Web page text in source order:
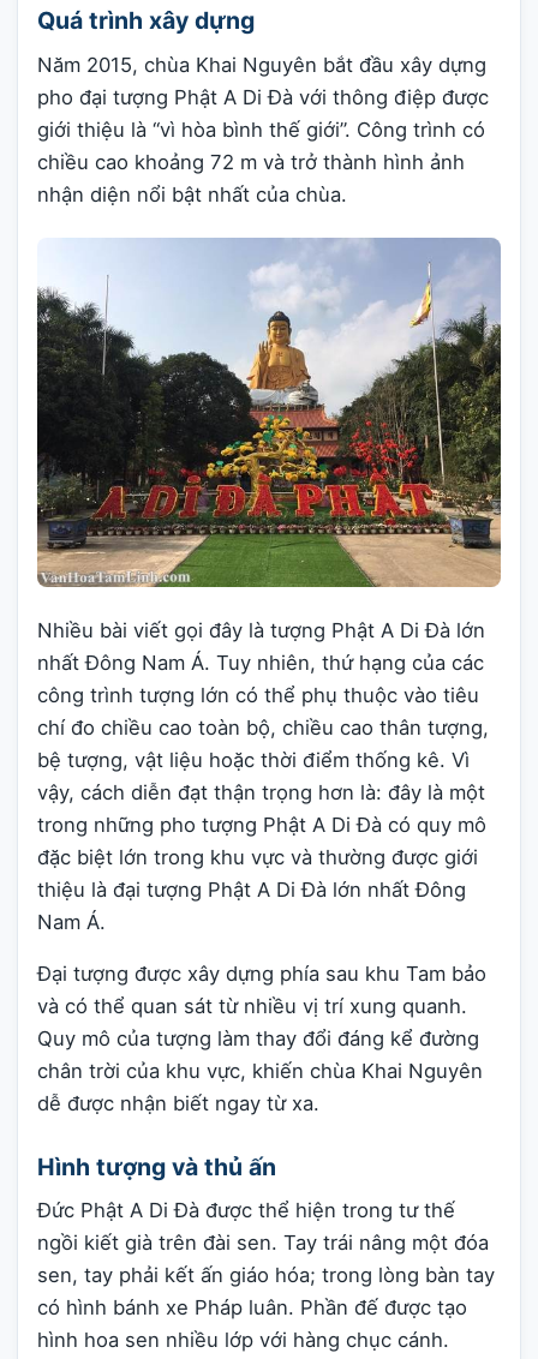
Quá trình xây dựng
Năm 2015, chùa Khai Nguyên bắt đầu xây dựng
pho đại tượng Phật A Di Đà với thông điệp được
giới thiệu là “vì hòa bình thế giới”. Công trình có
chiều cao khoảng 72 m và trở thành hình ảnh
nhận diện nổi bật nhất của chùa.
Nhiều bài viết gọi đây là tượng Phật A Di Đà lớn
nhất Đông Nam Á. Tuy nhiên, thứ hạng của các
công trình tượng lớn có thể phụ thuộc vào tiêu
chí đo chiều cao toàn bộ, chiều cao thân tượng,
bệ tượng, vật liệu hoặc thời điểm thống kê. Vì
vậy, cách diễn đạt thận trọng hơn là: đây là một
trong những pho tượng Phật A Di Đà có quy mô
đặc biệt lớn trong khu vực và thường được giới
thiệu là đại tượng Phật A Di Đà lớn nhất Đông
Nam Á.
Đại tượng được xây dựng phía sau khu Tam bảo
và có thể quan sát từ nhiều vị trí xung quanh.
Quy mô của tượng làm thay đổi đáng kể đường
chân trời của khu vực, khiến chùa Khai Nguyên
dễ được nhận biết ngay từ xa.
Hình tượng và thủ ấn
Đức Phật A Di Đà được thể hiện trong tư thế
ngồi kiết già trên đài sen. Tay trái nâng một đóa
sen, tay phải kết ấn giáo hóa; trong lòng bàn tay
có hình bánh xe Pháp luân. Phần đế được tạo
hình hoa sen nhiều lớp với hàng chục cánh.